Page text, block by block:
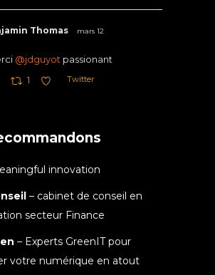
Thomas mars 12
@jdguyot passionant
1 Twitter
innovation
– cabinet de conseil en
secteur Finance
– Experts GreenIT pour
votre numérique en atout